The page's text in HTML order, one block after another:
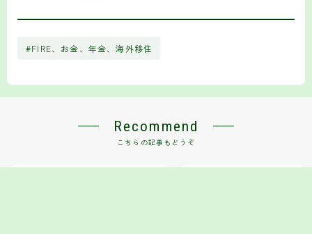
#FIRE、お金、年金、海外移住
Recommend
こちらの記事もどうぞ